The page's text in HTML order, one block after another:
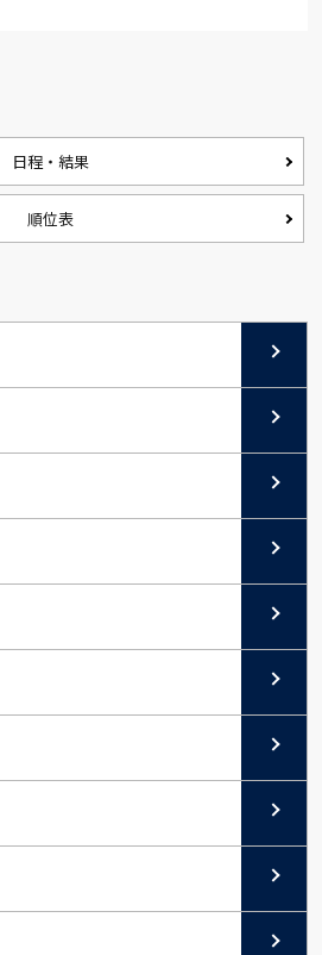
日程・結果
順位表